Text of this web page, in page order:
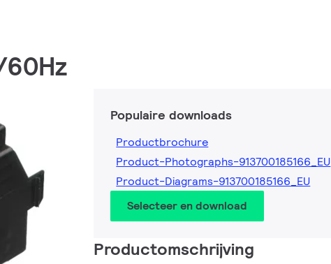
Populaire downloads
Productbrochure
Product-Photographs-913700185166_EU
Product-Diagrams-913700185166_EU
Selecteer en download
Productomschrijving